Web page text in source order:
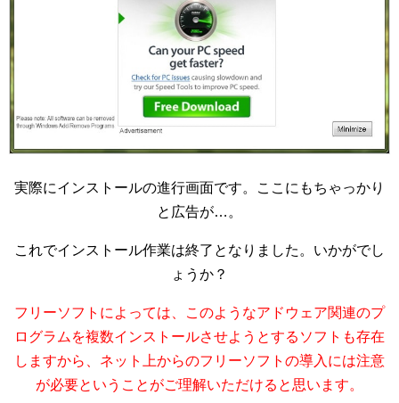
実際にインストールの進行画面です。ここにもちゃっかり
と広告が…。
これでインストール作業は終了となりました。いかがでし
ょうか？
フリーソフトによっては、このようなアドウェア関連のプ
ログラムを複数インストールさせようとするソフトも存在
しますから、ネット上からのフリーソフトの導入には注意
が必要ということがご理解いただけると思います。